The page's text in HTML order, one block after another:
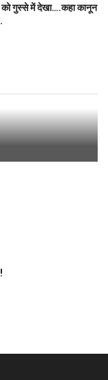
को गुस्से में देखा….कहा कानून